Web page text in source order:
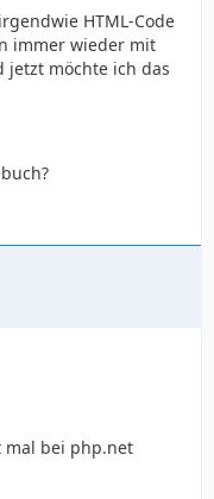
HTML-Code
immer wieder mit
jetzt möchte ich das
mal bei php.net